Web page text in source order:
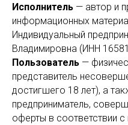
Исполнитель — автор и
информационных
Индивидуальный
Владимировна (ИНН
Пользователь —
представитель
достигшего 18 лет), а
предприниматель,
оферты в соответствии